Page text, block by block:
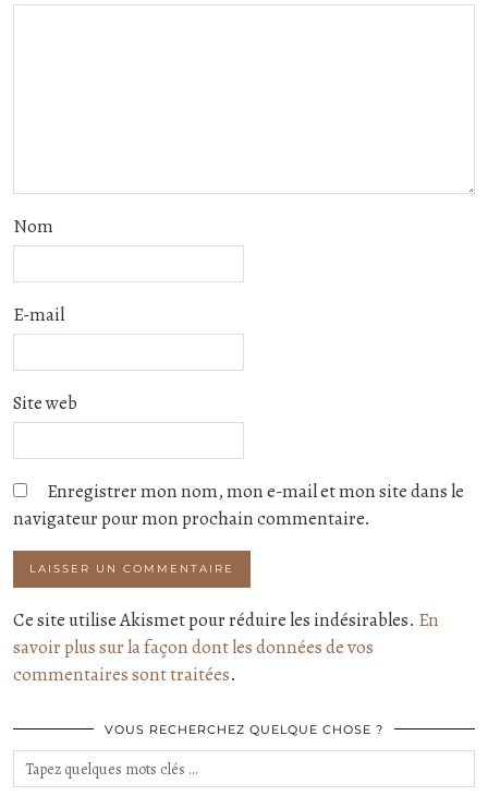
Nom
E-mail
Site web
Enregistrer mon nom, mon e-mail et mon site dans le
navigateur pour mon prochain commentaire.
Ce site utilise Akismet pour réduire les indésirables. En
savoir plus sur la façon dont les données de vos
commentaires sont traitées.
VOUS RECHERCHEZ QUELQUE CHOSE ?